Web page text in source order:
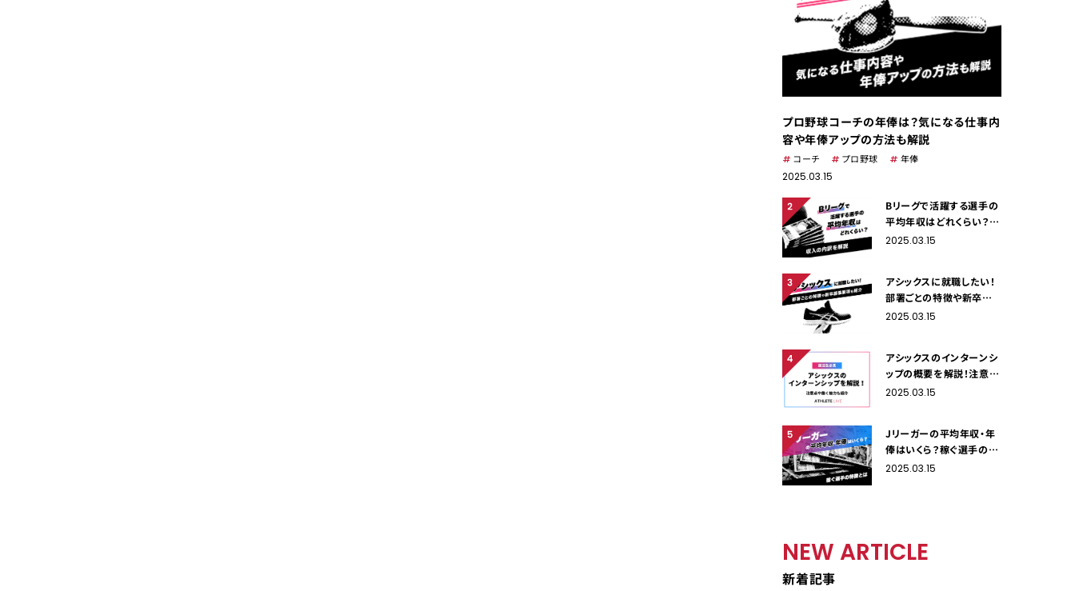
プロ野球コーチの年俸は？気になる仕事内
容や年俸アップの方法も解説
コーチ プロ野球 年俸
2025.03.15
Bリーグで活躍する選手の
平均年収はどれくらい？収
入の内訳を解説
2025.03.15
アシックスに就職したい！
部署ごとの特徴や新卒募
集要項を紹介
2025.03.15
アシックスのインターンシ
ップの概要を解説！注意点
や働く魅力も紹介
2025.03.15
Jリーガーの平均年収・年
俸はいくら？稼ぐ選手の特
徴とは
2025.03.15
NEW ARTICLE
新着記事